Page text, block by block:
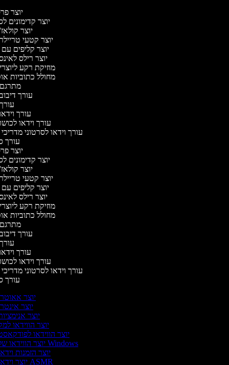
יוצר
יוצר קדימונים
יוצר
יוצר קטעי
יוצר קליפים
יוצר רילס
מוזיקת רקע
מחולל כתוביות
עורך
עורך
עורך וידאו
עורך וידאו לסרטוני
יוצר
יוצר קדימונים
יוצר
יוצר קטעי
יוצר קליפים
יוצר רילס
מוזיקת רקע
מחולל כתוביות
עורך
עורך
עורך וידאו
עורך וידאו לסרטוני
יוצר
יוצר
יוצר
יוצר הווידאו
יוצר הווידאו
יוצר הווידאו של Windows
יוצר הזמנות
יוצר וידאו ASMR